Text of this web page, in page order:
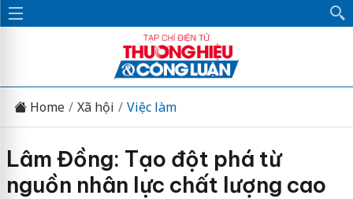
Home Xã hội Việc làm
Lâm Đồng: Tạo đột phá từ
nguồn nhân lực chất lượng cao